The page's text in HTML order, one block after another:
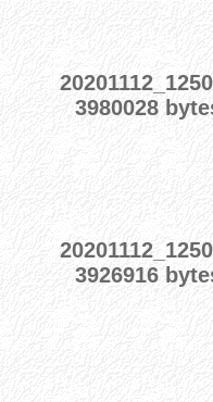
3980028
3926916